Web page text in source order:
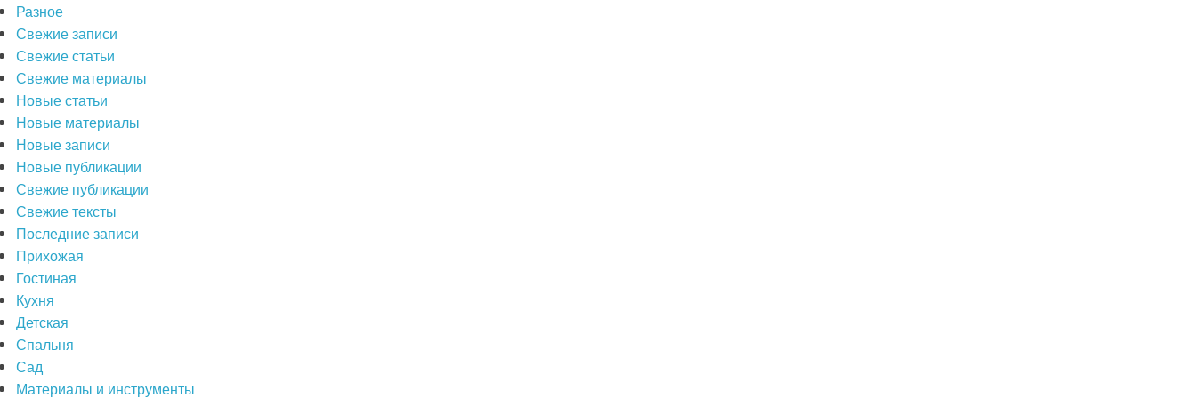
Разное
Свежие записи
Свежие статьи
Свежие материалы
Новые статьи
Новые материалы
Новые записи
Новые публикации
Свежие публикации
Свежие тексты
Последние записи
Прихожая
Гостиная
Кухня
Детская
Спальня
Сад
Материалы и инструменты